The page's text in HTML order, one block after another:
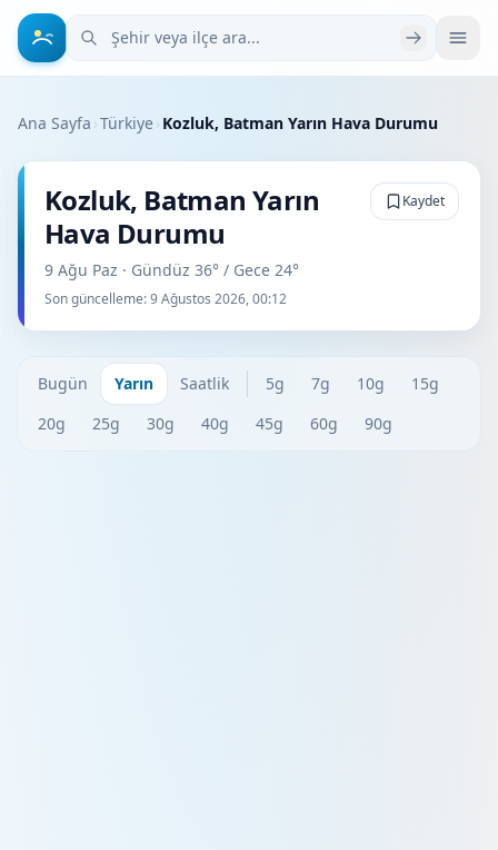
Şehir veya ilçe ara
Ana Sayfa ›Türkiye› Kozluk, Batman Yarın Hava Durumu
Kozluk, Batman Yarın
Hava Durumu
9 Ağu Paz · Gündüz 36° / Gece 24°
Son güncelleme:9 Ağustos 2026, 00:12
Kaydet
Bugün Yarın Saatlik 5g 7g 10g
15g
20g
25g 30g 40g 45g 60g 90g